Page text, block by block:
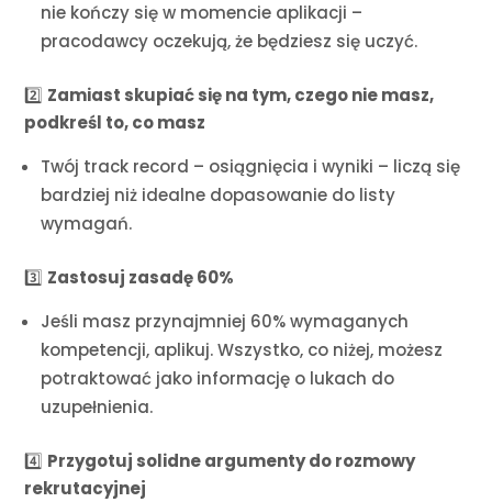
nie kończy się w momencie aplikacji –
pracodawcy oczekują, że będziesz się uczyć.
2️⃣ Zamiast skupiać się na tym, czego nie masz,
podkreśl to, co masz
Twój track record – osiągnięcia i wyniki – liczą się
bardziej niż idealne dopasowanie do listy
wymagań.
3️⃣ Zastosuj zasadę 60%
Jeśli masz przynajmniej 60% wymaganych
kompetencji, aplikuj. Wszystko, co niżej, możesz
potraktować jako informację o lukach do
uzupełnienia.
4️⃣ Przygotuj solidne argumenty do rozmowy
rekrutacyjnej